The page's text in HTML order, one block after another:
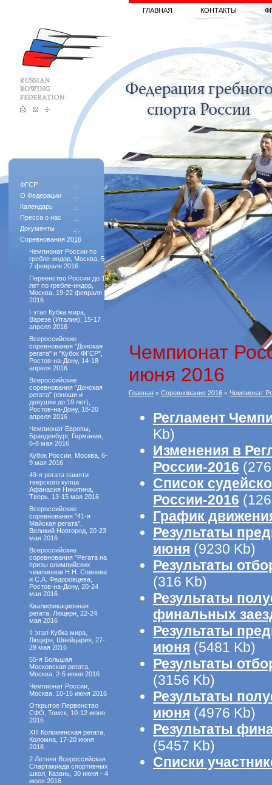
ФГСР
О Федерации
Календарь
Пресса о нас
Документы
Соревнования 2016
Чемпионат России по
гребле-индор, Москва, 5-
7 февраля 2016
Первенство России до 19
лет по гребле-индор,
Москва, 19-22 февраля
2016
I этап Кубка мира,
Варезе (Италия), 15-17
апреля 2016
Всероссийские
соревнования "Донская
регата" и "Кубок ФГСР",
Ростов-на-Дону, 14-18
апреля 2016
Всероссийские
соревнования "Донская
регата" (юноши и
девушки до 19 лет),
Ростов-на-Дону, 18-20
апреля 2016
Чемпионат Европы,
Бранденбург, Германия,
6-8 мая 2016
Кубок России, Москва, 6-
9 мая 2016
49-я регата памяти
тверского купца
Афанасия Никитина,
Тверь, 13-15 мая 2016
Всероссийские
соревнования "41-я
Майская регата",
Великий Новгород, 20-23
мая 2016
Всероссийские
соревнования "Регата на
призы олимпийских
чемпионов Н.Н. Спинева
и С.А. Федоровцева,
Ростов-на-Дону, 20-24
мая 2016
Квалификационная
регата, Люцерн, 22-24
мая 2016
II этап Кубка мира,
Люцерн, Швейцария, 27-
29 мая 2016
55-я Большая
Московская регата,
Москва, 2-5 июня 2016
Чемпионат России,
Москва, 10-15 июня 2016
Открытое Первенство
СФО, Томск, 10-12 июня
2016
XIII Коломенская регата,
Коломна, 17-20 июня
2016
2 Летняя Всероссийская
Спартакиада спортивных
школ, Казань, 30 июня - 4
июля 2016
ГЛАВНАЯ КОНТАКТЫ
Чемпионат
июня 2016
Главная » Соревнования 2016 » Чемпионат
Регламент
Kb)
Изменения в
России-2016
Список
России-2016
График
Результаты
июня (9230 Kb)
Результаты
(316 Kb)
Результаты
финальных
Результаты
июня (5481 Kb)
Результаты
(3156 Kb)
Результаты
июня (4976 Kb)
Результаты
(5457 Kb)
Списки